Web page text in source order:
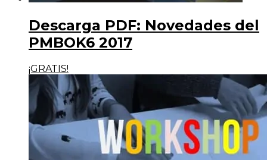
Descarga PDF: Novedades del
PMBOK6 2017
¡GRATIS!